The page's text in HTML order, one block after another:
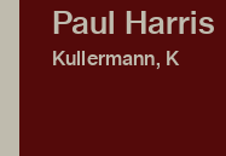
Paul Harris
Kullermann, K